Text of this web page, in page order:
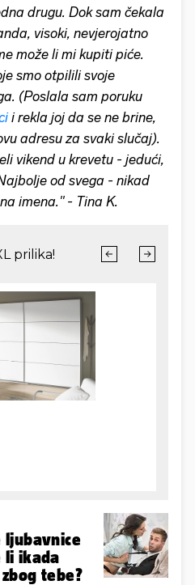
drugu. Dok sam čekala
visoki, nevjerojatno
može li mi kupiti piće.
smo otpilili svoje
(Poslala sam poruku
i rekla joj da se ne brine,
adresu za svaki slučaj).
vikend u krevetu - jedući,
od svega - nikad
imena." - Tina K.
ljubavnice
li ikada
tebe?